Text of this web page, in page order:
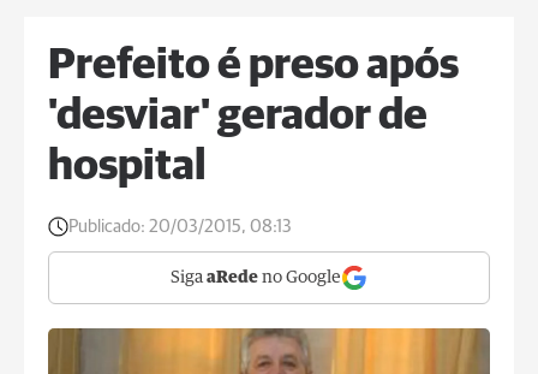
Prefeito é preso após
'desviar' gerador de
hospital
Publicado: 20/03/2015, 08:13
Siga aRede no Google